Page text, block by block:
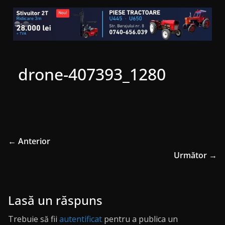
drone-407393_1280
← Anterior
Următor →
Lasă un răspuns
Trebuie să fii autentificat pentru a publica un